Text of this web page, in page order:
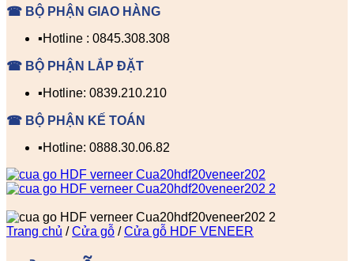
☎ BỘ PHẬN GIAO HÀNG
▪️Hotline : 0845.308.308
☎ BỘ PHẬN LẮP ĐẶT
▪️Hotline: 0839.210.210
☎ BỘ PHẬN KẾ TOÁN
▪️Hotline: 0888.30.06.82
Trang chủ / Cửa gỗ / Cửa gỗ HDF VENEER